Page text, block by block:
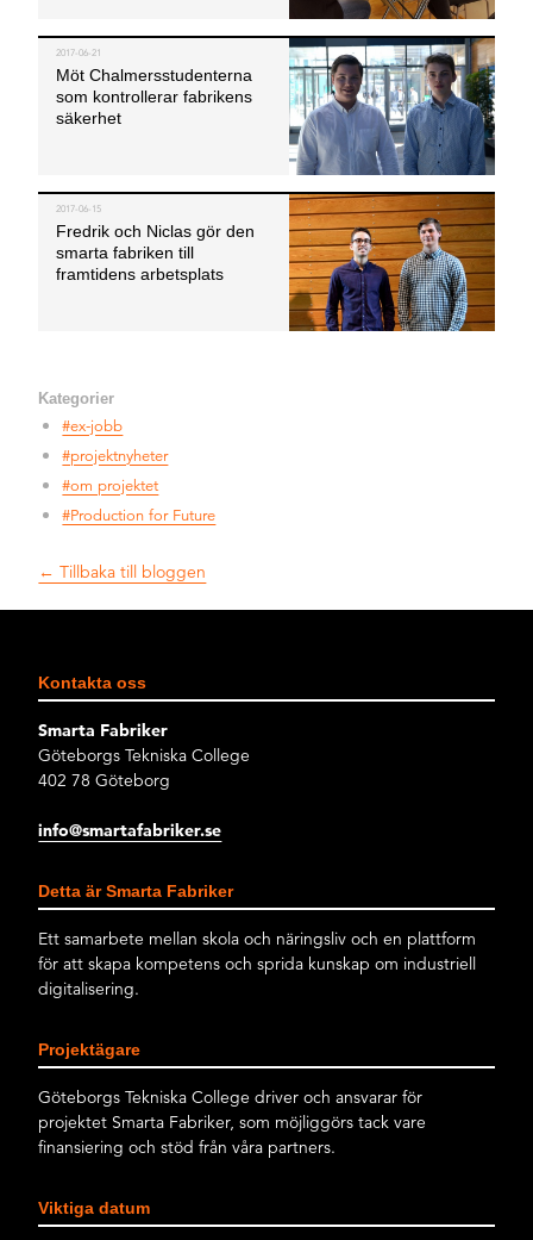
2017-06-21
Möt Chalmersstudenterna
som kontrollerar fabrikens
säkerhet
2017-06-15
Fredrik och Niclas gör den
smartafabriken till
framtidens arbetsplats
Kategorier
#ex-jobb
#projektnyheter
#om projektet
#Production for Future
← Tillbaka till bloggen
Kontakta oss
Smarta Fabriker
Göteborgs Tekniska College
402 78 Göteborg
info@smartafabriker.se
Detta är Smarta Fabriker
Ett samarbete mellan skola och näringsliv och en plattform
för att skapa kompetens och sprida kunskap om industriell
digitalisering.
Projektägare
Göteborgs Tekniska College driver och ansvarar för
projektet Smarta Fabriker, som möjliggörs tack vare
finansiering och stöd från våra partners.
Viktiga datum